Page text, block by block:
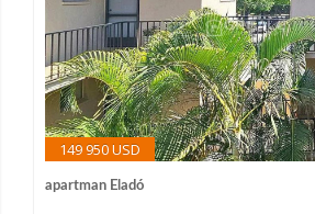
149 950 USD
apartman Eladó